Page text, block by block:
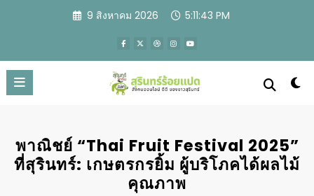
9 สิงหาคม 2026 5:11:45 PM
พาณิชย์ “Thai Fruit Festival 2025”
ที่สุรินทร์: เกษตรกรยิ้ม ผู้บริโภคได้ผลไม้
คุณภาพ